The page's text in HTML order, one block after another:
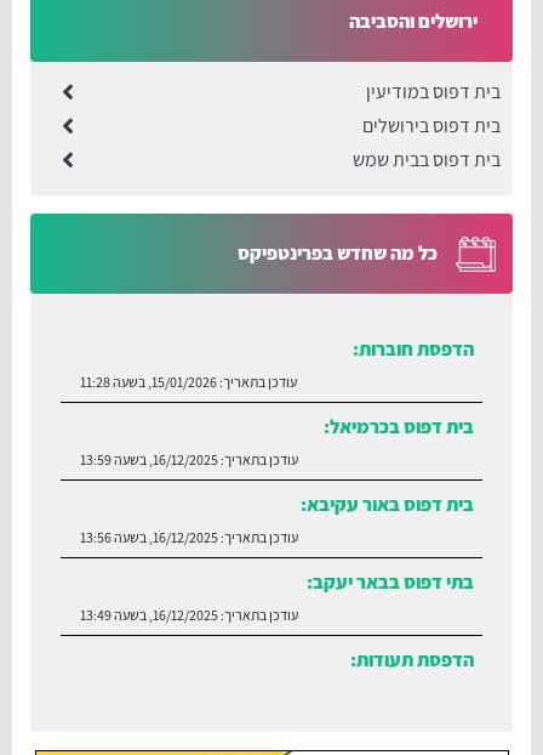
ירושלים והסביבה
בית דפוס במודיעין
בית דפוס בירושלים
בית דפוס בבית שמש
כל מה שחדש בפרינטפיקס
הדפסת חוברות:
עודכן בתאריך: 15/01/2026, בשעה 11:28
בית דפוס בכרמיאל:
עודכן בתאריך: 16/12/2025, בשעה 13:59
בית דפוס באור עקיבא:
עודכן בתאריך: 16/12/2025, בשעה 13:56
בתי דפוס בבאר יעקב:
עודכן בתאריך: 16/12/2025, בשעה 13:49
הדפסת תעודות: